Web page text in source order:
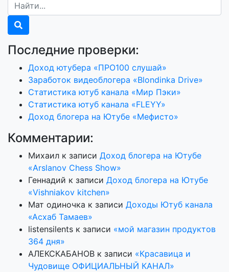
Последние проверки:
Доход ютубера «ПРО100 слушай»
Заработок видеоблогера «Blondinka Drive»
Статистика ютуб канала «Мир Пэки»
Статистика ютуб канала «FLEYY»
Доход блогера на Ютубе «Мефисто»
Комментарии:
Михаил к записи Доход блогера на Ютубе
«Arslanov Chess Show»
Геннадий к записи Доход блогера на Ютубе
«Vishniakov kitchen»
Мат одиночка к записи Доходы Ютуб канала
«Асхаб Тамаев»
listensilents к записи «мой магазин продуктов
364 дня»
АЛЕКСКАБАНОВ к записи «Красавица и
Чудовище ОФИЦИАЛЬНЫЙ КАНАЛ»